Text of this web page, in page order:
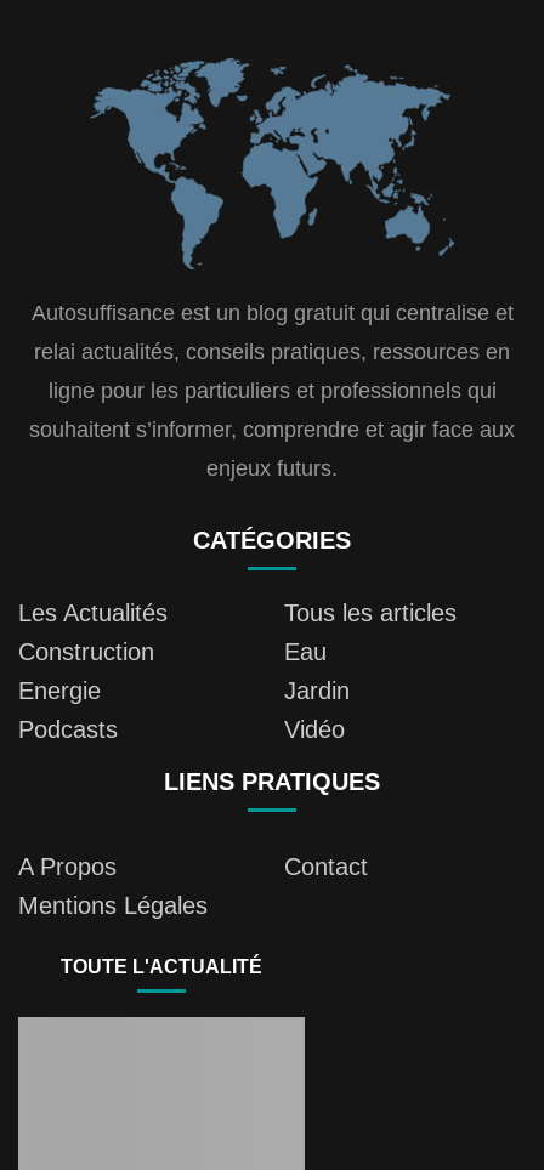
Autosuffisance est un blog gratuit qui centralise et
relai actualités, conseils pratiques, ressources en
ligne pour les particuliers et professionnels qui
souhaitent s’informer, comprendre et agir face aux
enjeux futurs.
CATÉGORIES
Les Actualités
Tous les articles
Construction
Eau
Energie
Jardin
Podcasts
Vidéo
LIENS PRATIQUES
A Propos
Contact
Mentions Légales
TOUTE L'ACTUALITÉ